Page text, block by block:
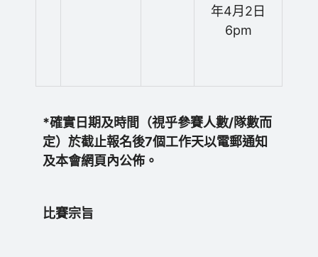
年4月2日
6pm
*確實日期及時間（視乎參賽人數/隊數而
定）於截止報名後7個工作天以電郵通知
及本會網頁內公佈。
比賽宗旨